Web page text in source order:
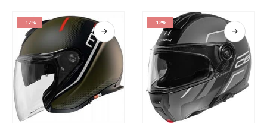
-17% -12%